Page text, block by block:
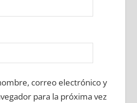
correo electrónico y
para la próxima vez